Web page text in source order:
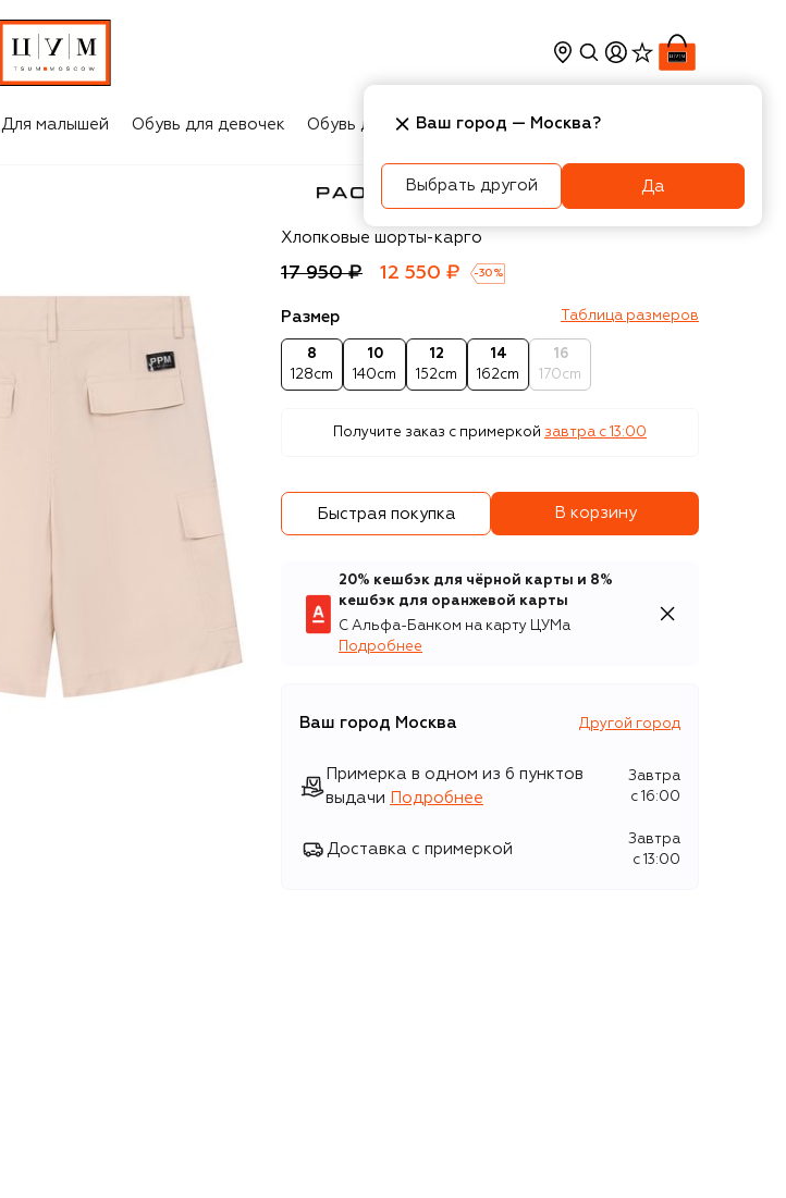
Для малышей Обувь для девочек Обувь для мальчиков Игрушки Аксесcуары
Paolo Pecora Milano
Хлопковые шорты-карго
17 950 ₽ 12 550 ₽ -30 %
Размер Таблица размеров
8
128cm
10
140cm
12
152cm
14
162cm
16
170cm
Получите заказ с примеркой завтра c 13:00
Быстрая покупка В корзину
20% кешбэк для чёрной карты и 8%
кешбэк для оранжевой карты
С Альфа-Банком на карту ЦУМа
Подробнее
Ваш город Москва Другой город
Примерка в одном из 6 пунктов
выдачи
Подробнее
Завтра
c 16:00
Доставка с примеркой
Завтра
c 13:00
Ваш город — Москва?
Выбрать другой Да